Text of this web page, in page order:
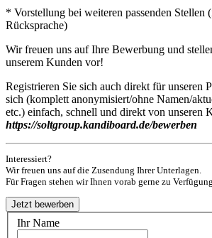
* Vorstellung bei weiteren passenden Stellen
Rücksprache)
Wir freuen uns auf Ihre Bewerbung und
unserem Kunden vor!
Registrieren Sie sich auch direkt für unseren
sich (komplett anonymisiert/ohne Namen/
etc.) einfach, schnell und direkt von unseren
https://soltgroup.kandiboard.de/bewerben
Interessiert?
Wir freuen uns auf die Zusendung Ihrer Unterlagen.
Für Fragen stehen wir Ihnen vorab gerne zu Verfügung.
Ihr Name